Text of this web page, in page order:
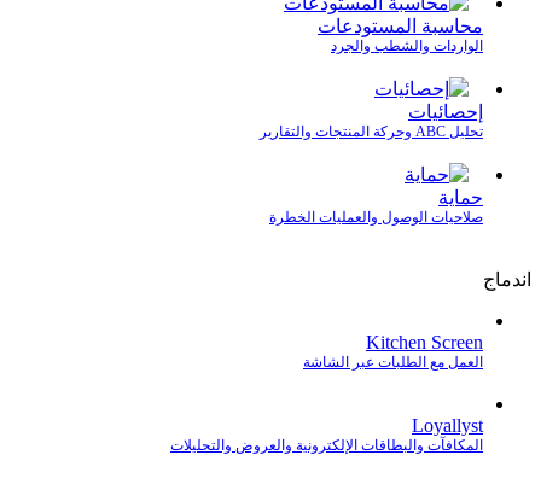
محاسبة المستودعات
الواردات والشطب والجرد
إحصائيات
تحليل ABC وحركة المنتجات والتقارير
حماية
صلاحيات الوصول والعمليات الخطرة
اندماج
Kitchen Screen
العمل مع الطلبات عبر الشاشة
Loyallyst
المكافآت والبطاقات الإلكترونية والعروض والتحليلات